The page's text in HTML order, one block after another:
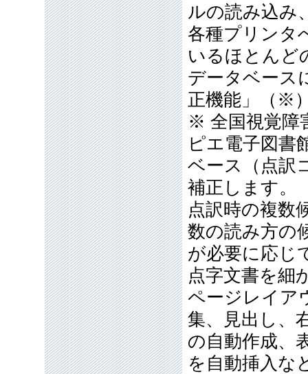
ルの読み込み
各種プリンタ
いるほとんど
データベース
正機能」（※
※ 全国視覚障
ピエ電子図書
ベース（点訳
補正します。
点訳時の複数
数の読み方の
が必要に応じ
点字文書を細
ページレイア
集、見出し、
の自動作成、
を自動挿入な